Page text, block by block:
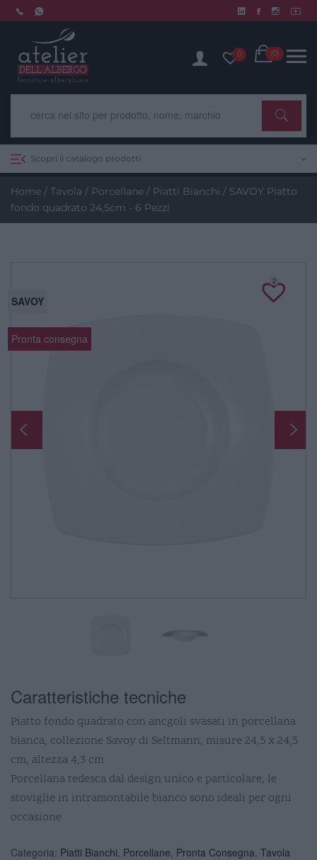
Skip
to
0 Cart
(0)
Scopri il catalogo prodotti
Home / Tavola / Porcellane / Piatti Bianchi / SAVOY Piatto
fondo quadrato 24,5cm - 6 Pezzi
Pronta consegna
SAVOY
2
Caratteristiche tecniche
Piatto fondo quadrato con ancgoli svasati in porcellana
bianca, collezione Savoy di Seltmann, misure 24,5 x 24,5
cm, altezza 4,3 cm
Porcellana tedesca dal design unico e particolare, le
stoviglie in intramontabile bianco sono ideali per ogni
occasione
Categoria: Piatti Bianchi Porcellane Pronta Consegna Tavola